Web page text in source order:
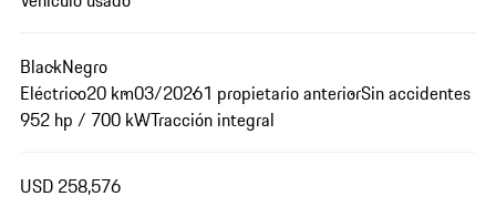
BlackNegro
Eléctrico20 km03/20261 propietario anteriorSin accidentes
952 hp / 700 kWTracción integral
USD 258,576